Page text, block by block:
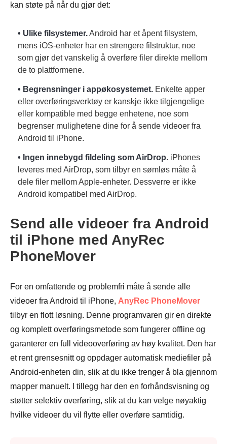
kan støte på når du gjør det:
• Ulike filsystemer.Android har et åpent filsystem,
mens iOS-enheter har en strengere filstruktur, noe
som gjør det vanskelig å overføre filer direkte mellom
de to plattformene.
• Begrensninger i appøkosystemet. Enkelte apper
eller overføringsverktøy er kanskje ikke tilgjengelige
eller kompatible med begge enhetene, noe som
begrenser mulighetene dine for å sende videoer fra
Android til iPhone.
• Ingen innebygd fildeling som AirDrop. iPhones
leveres med AirDrop, som tilbyr en sømløs måte å
dele filer mellom Apple-enheter. Dessverre er ikke
Android kompatibel med AirDrop.
Send alle videoer fra Android
til iPhone med AnyRec
PhoneMover
For en omfattende og problemfri måte å sende alle
videoer fra Android til iPhone, AnyRec PhoneMover
tilbyr en flott løsning. Denne programvaren gir en direkte
og komplett overføringsmetode som fungerer offline og
garanterer en full videooverføring av høy kvalitet. Den har
et rent grensesnitt og oppdager automatisk mediefiler på
Android-enheten din, slik at du ikke trenger å bla gjennom
mapper manuelt. I tillegg har den en forhåndsvisning og
støtter selektiv overføring, slik at du kan velge nøyaktig
hvilke videoer du vil flytte eller overføre samtidig.